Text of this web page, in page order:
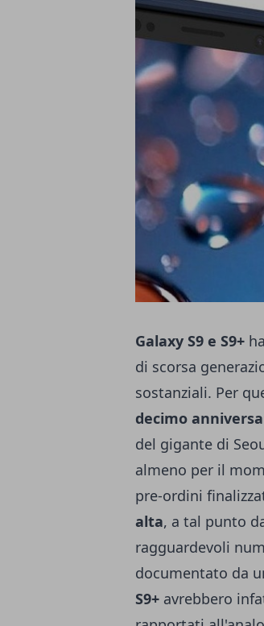
Galaxy S9 e S9+
di scorsa
sostanziali. Per
decimo
del gigante di
almeno per il
pre-ordini
alta, a tal punto
ragguardevoli
documentato da
S9+ avrebbero